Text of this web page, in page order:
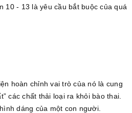
10 - 13 là yêu cầu bắt buộc của quá
hoàn chỉnh vai trò của nó là cung
các chất thải loại ra khỏi bào thai.
dáng của một con người.